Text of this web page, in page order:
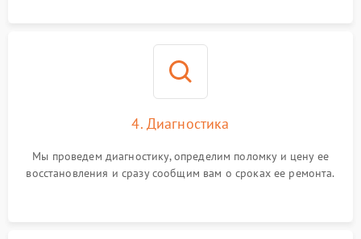
4. Диагностика
Мы проведем диагностику, определим поломку и цену ее
восстановления и сразу сообщим вам о сроках ее ремонта.